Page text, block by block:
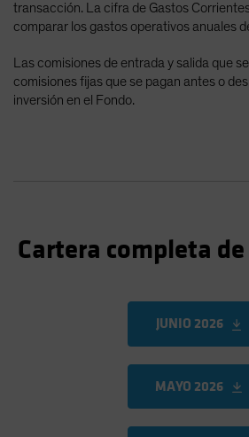
transacción. La cifra de Gastos
comparar los gastos operativos anuales
Las comisiones de entrada y salida que
comisiones fijas que se pagan antes o
inversión en el Fondo.
Cartera completa
JUNIO 2026
MAYO 2026